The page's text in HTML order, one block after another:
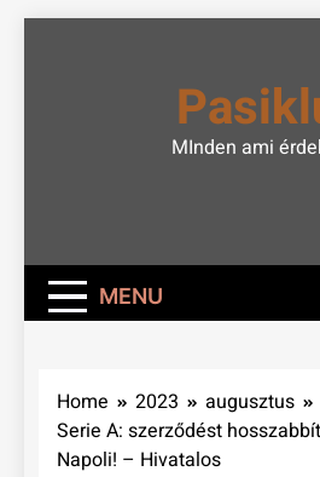
MInden ami
MENU
Home 2023 augusztus
Serie A: szerződést
Napoli! – Hivatalos